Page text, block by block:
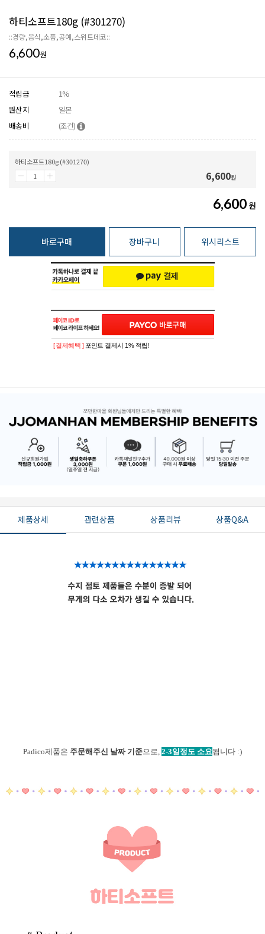
하티소프트180g (#301270)
::경량,음식,소품,공예,스위트데코::
6,600원
적립금
1%
원산지
일본
배송비
(조건)
하티소프트180g (#301270)
6,600원
6,600 원
바로구매 장바구니 위시리스트
[ 결제혜택 ] 포인트 결제시 1% 적립!
제품상세 관련상품 상품리뷰 상품Q&A
Padico제품은 주문해주신 날짜 기준으로, 2-3일정도 소요됩니다 :)